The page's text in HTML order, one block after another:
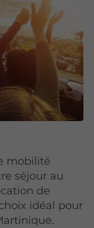
mobilité
séjour au
de
idéal pour